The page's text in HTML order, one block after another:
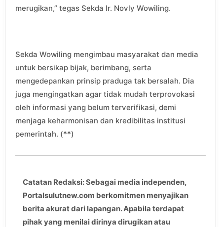
merugikan,” tegas Sekda Ir. Novly Wowiling.
Sekda Wowiling mengimbau masyarakat dan media
untuk bersikap bijak, berimbang, serta
mengedepankan prinsip praduga tak bersalah. Dia
juga mengingatkan agar tidak mudah terprovokasi
oleh informasi yang belum terverifikasi, demi
menjaga keharmonisan dan kredibilitas institusi
pemerintah. (**)
Catatan Redaksi: Sebagai media independen,
Portalsulutnew.com berkomitmen menyajikan
berita akurat dari lapangan. Apabila terdapat
pihak yang menilai dirinya dirugikan atau